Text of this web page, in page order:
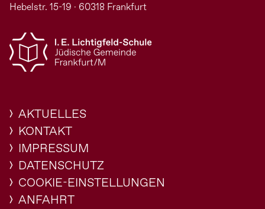
Hebelstr. 15-19 · 60318 Frankfurt
AKTUELLES
KONTAKT
IMPRESSUM
DATENSCHUTZ
COOKIE-EINSTELLUNGEN
ANFAHRT